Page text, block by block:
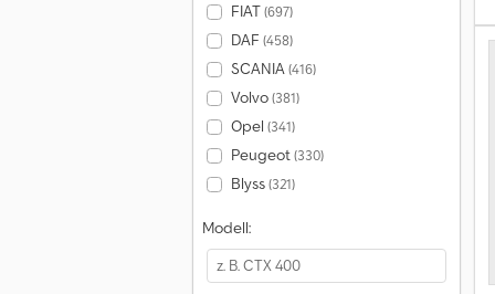
FIAT(697)
DAF (458)
SCANIA(416)
Volvo(381)
Opel (341)
Peugeot(330)
Blyss(321)
Modell: